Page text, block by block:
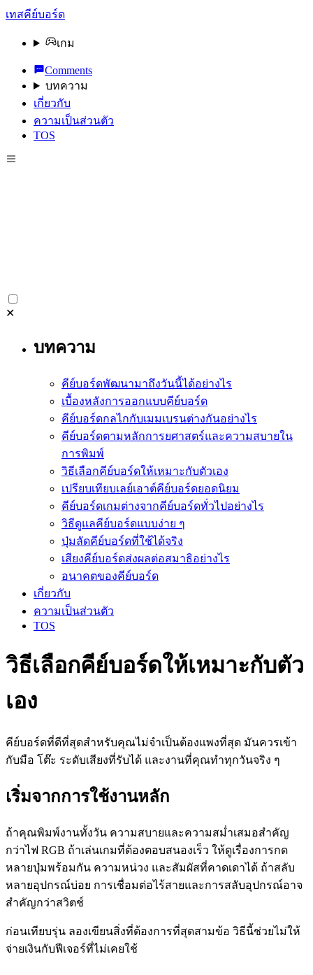
เทสคีย์บอร์ด
เกม
Comments
บทความ
เกี่ยวกับ
ความเป็นส่วนตัว
TOS
✕
บทความ
คีย์บอร์ดพัฒนามาถึงวันนี้ได้อย่างไร
เบื้องหลังการออกแบบคีย์บอร์ด
คีย์บอร์ดกลไกกับเมมเบรนต่างกันอย่างไร
คีย์บอร์ดตามหลักการยศาสตร์และความสบายใน
การพิมพ์
วิธีเลือกคีย์บอร์ดให้เหมาะกับตัวเอง
เปรียบเทียบเลย์เอาต์คีย์บอร์ดยอดนิยม
คีย์บอร์ดเกมต่างจากคีย์บอร์ดทั่วไปอย่างไร
วิธีดูแลคีย์บอร์ดแบบง่าย ๆ
ปุ่มลัดคีย์บอร์ดที่ใช้ได้จริง
เสียงคีย์บอร์ดส่งผลต่อสมาธิอย่างไร
อนาคตของคีย์บอร์ด
เกี่ยวกับ
ความเป็นส่วนตัว
TOS
วิธีเลือกคีย์บอร์ดให้เหมาะกับตัว
เอง
คีย์บอร์ดที่ดีที่สุดสำหรับคุณไม่จำเป็นต้องแพงที่สุด มันควรเข้า
กับมือ โต๊ะ ระดับเสียงที่รับได้ และงานที่คุณทำทุกวันจริง ๆ
เริ่มจากการใช้งานหลัก
ถ้าคุณพิมพ์งานทั้งวัน ความสบายและความสม่ำเสมอสำคัญ
กว่าไฟ RGB ถ้าเล่นเกมที่ต้องตอบสนองเร็ว ให้ดูเรื่องการกด
หลายปุ่มพร้อมกัน ความหน่วง และสัมผัสที่คาดเดาได้ ถ้าสลับ
หลายอุปกรณ์บ่อย การเชื่อมต่อไร้สายและการสลับอุปกรณ์อาจ
สำคัญกว่าสวิตช์
ก่อนเทียบรุ่น ลองเขียนสิ่งที่ต้องการที่สุดสามข้อ วิธีนี้ช่วยไม่ให้
จ่ายเงินกับฟีเจอร์ที่ไม่เคยใช้